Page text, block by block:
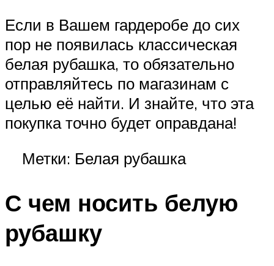
Если в Вашем гардеробе до сих
пор не появилась классическая
белая рубашка, то обязательно
отправляйтесь по магазинам с
целью её найти. И знайте, что эта
покупка точно будет оправдана!
Метки: Белая рубашка
С чем носить белую
рубашку